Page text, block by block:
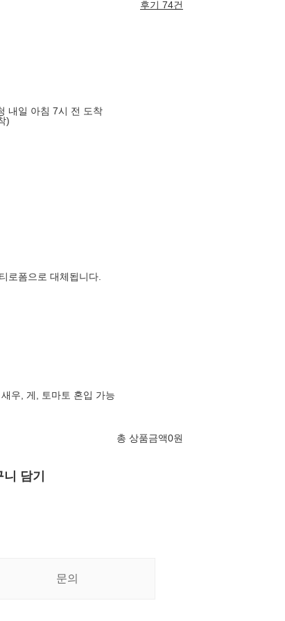
후기 74건
내일 아침 7시 전 도착
)
로폼으로 대체됩니다.
우, 게, 토마토 혼입 가능
총 상품금액0원
담기
문의